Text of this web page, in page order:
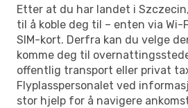
Etter at du har landet i
til å koble deg til – enten via Wi-
SIM-kort. Derfra kan du velge
komme deg til
offentlig transport eller privat
Flyplasspersonalet ved
stor hjelp for å navigere